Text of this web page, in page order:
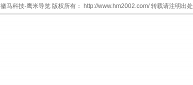
徽马科技-鹰米导览 版权所有： http://www.hm2002.com/转载请注明出处